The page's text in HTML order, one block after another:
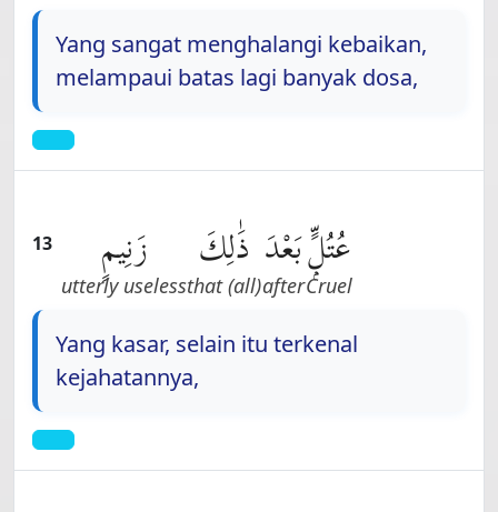
Yang sangat menghalangi kebaikan,
melampaui batas lagi banyak dosa,
13 عُتُلٍّۭ
Cruel
بَعْدَ
after
ذَٰلِكَ
(all) that
زَنِيمٍ
utterly useless
Yang kasar, selain itu terkenal
kejahatannya,